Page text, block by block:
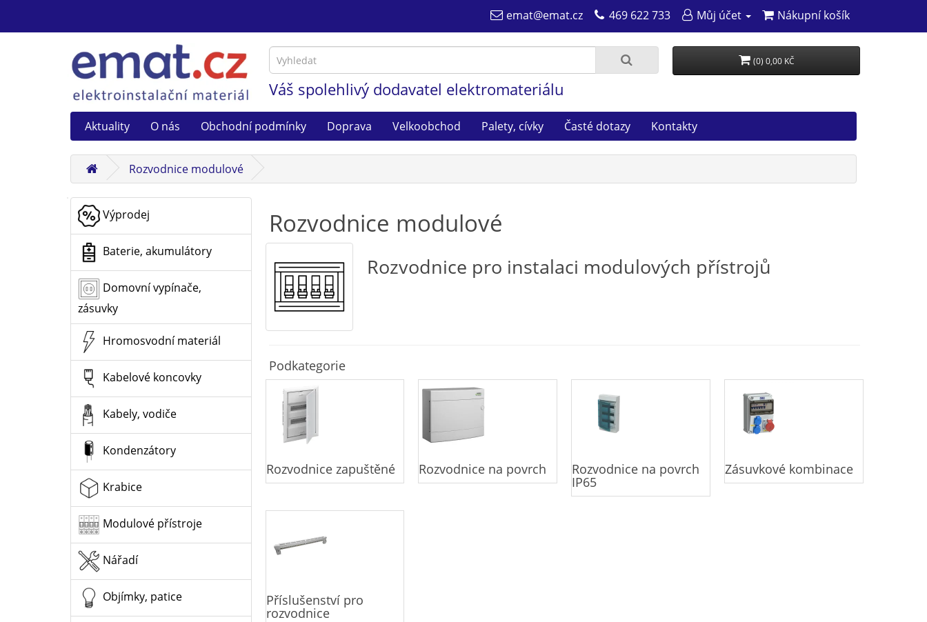
emat@emat.cz 469 622 733 Můj účet Nákupní košík
Váš spolehlivý dodavatel elektromateriálu
(0) 0,00 KČ
Aktuality O nás Obchodní podmínky Doprava Velkoobchod Palety, cívky Časté dotazy Kontakty
Rozvodnice modulové
Výprodej
Baterie, akumulátory
Domovní vypínače,
zásuvky
Hromosvodní materiál
Kabelové koncovky
Kabely, vodiče
Kondenzátory
Krabice
Modulové přístroje
Nářadí
Objímky, patice
Rozvodnice modulové
Rozvodnice pro instalaci modulových přístrojů
Podkategorie
Rozvodnice zapuštěné Rozvodnice na povrch Rozvodnice na povrch
IP65
Zásuvkové kombinace
Příslušenství pro
rozvodnice